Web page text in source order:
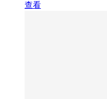
查看